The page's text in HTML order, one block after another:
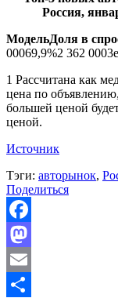
Россия,
МодельДоля в
00069,9%2 362
1 Рассчитана как
цена по
большей ценой
ценой.
Источник
Тэги: авторынок,
Поделиться
Facebook
Mastodon
Email